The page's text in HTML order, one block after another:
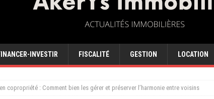
INVESTIR FISCALITÉ GESTION LOCATION
copropriété : Comment bien les gérer et préserver l’harmonie entre voisins